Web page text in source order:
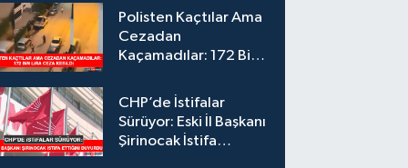
Polisten Kaçtılar Ama
Cezadan
Kaçamadılar: 172 Bin
CHP’de İstifalar
Sürüyor: Eski İl Başkanı
Şirinocak İstifa